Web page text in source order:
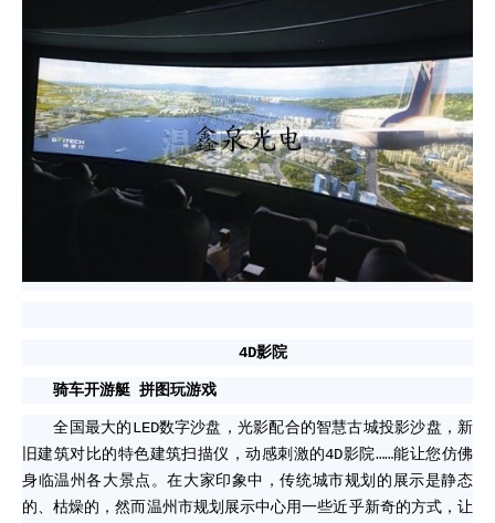
4D影院
骑车开游艇 拼图玩游戏
全国最大的LED数字沙盘，光影配合的智慧古城投影沙盘，新
旧建筑对比的特色建筑扫描仪，动感刺激的4D影院……能让您仿佛
身临温州各大景点。在大家印象中，传统城市规划的展示是静态
的、枯燥的，然而温州市规划展示中心用一些近乎新奇的方式，让